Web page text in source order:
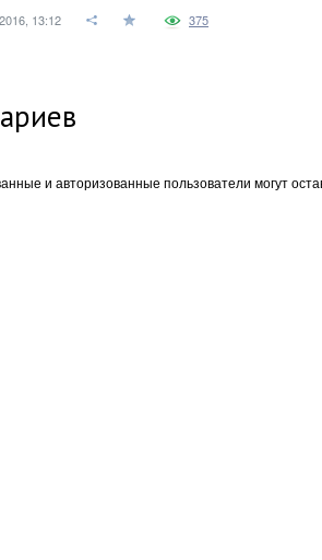
13:12 375
и авторизованные пользователи могут